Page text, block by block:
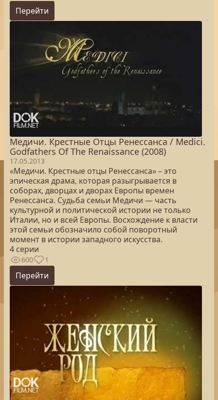
Перейти
Медичи. Крестные Отцы Ренессанса / Medici.
Godfathers Of The Renaissance (2008)
17.05.2013
«Медичи. Крестные отцы Ренессанса» – это
эпическая драма, которая разыгрывается в
соборах, дворцах и дворах Европы времен
Ренессанса. Судьба семьи Медичи — часть
культурной и политической истории не только
Италии, но и всей Европы. Восхождение к власти
этой семьи обозначило собой поворотный
момент в истории западного искусства.
4 серии
600 1
Перейти